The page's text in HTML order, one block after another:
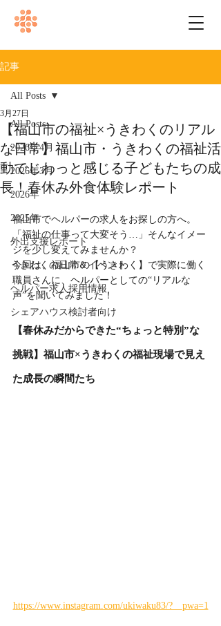
記事
All Posts
2026年4月
2026年3月
2026年
2025年
外出支援レポート
うきわくの日常＆イベント
ヘルパー求人採用情報
シェアハウス検討者向け
All Posts
【福山市の福祉×うきわくのリアル
な日常】福山市・うきわくの福祉活
動でじわっと感じる子どもたちの成
長！春休み外食体験レポート
3月27日
福山市でヘルパーの求人をお探しの方へ。
「福祉の仕事って大変そう…」そんなイメー
ジを少し変えてみませんか？
今回は、福山市の【うきわく】で実際に働く
職員さんに、ヘルパーとしての“リアルな
声”を聞いてみました！
【春休みだからできた“ちょっと特別”な
挑戦】福山市×うきわくの福祉現場で見え
た成長の瞬間たち
https://www.instagram.com/ukiwaku83/?__pwa=1